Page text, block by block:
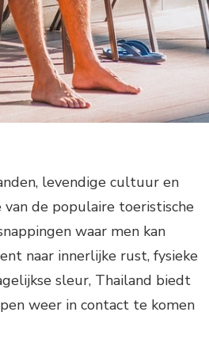
levendige cultuur en
de populaire toeristische
waar men kan
naar innerlijke rust, fysieke
sleur, Thailand biedt
weer in contact te komen